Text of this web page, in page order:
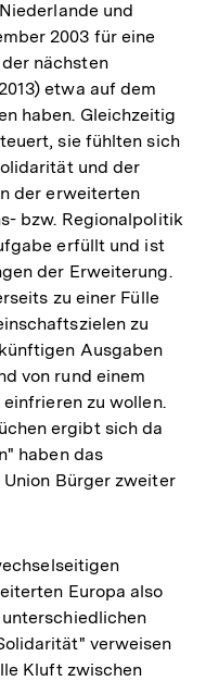
und
2003 für eine
nächsten
etwa auf dem
haben. Gleichzeitig
sie fühlten sich
und der
der erweiterten
bzw. Regionalpolitik
erfüllt und ist
der Erweiterung.
zu einer Fülle
zu
Ausgaben
von rund einem
zu wollen.
ergibt sich da
haben das
Bürger zweiter
Europa also
verweisen
Kluft zwischen